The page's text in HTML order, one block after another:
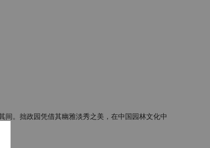
。拙政园凭借其幽雅淡秀之美，在中国园林文化中